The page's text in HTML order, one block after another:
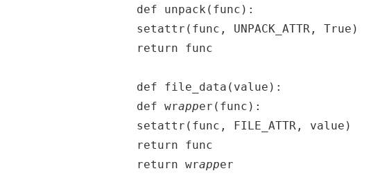
def unpack(func):
setattr(func, UNPACK_ATTR, True)
return func
def file_data(value):
def wrapper(func):
setattr(func, FILE_ATTR, value)
return func
return wrapper